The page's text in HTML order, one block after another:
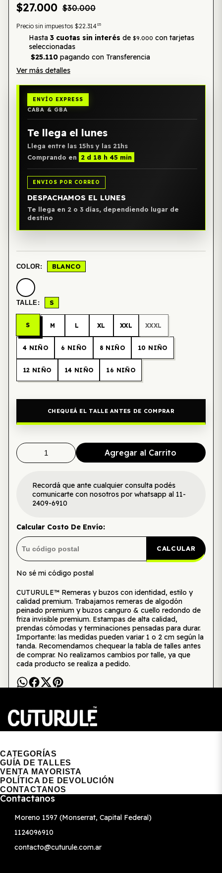
$27.000 $30.000
Precio sin impuestos $22.31405
Hasta 3 cuotas sin interés de $9.000 con tarjetas
seleccionadas
$25.110pagando con Transferencia
Ver más detalles
ENVÍO EXPRESS
CABA & GBA
Te llega el lunes
Llega entre las 15hs y las 21hs
Comprando en
2 d 18 h 45 min
ENVIOS POR CORREO
DESPACHAMOS EL LUNES
Te llega en 2 o 3 días, dependiendo lugar de
destino
COLOR: BLANCO
TALLE: S
S M L XL XXL XXXL
4 NIÑO 6 NIÑO 8 NIÑO 10 NIÑO
12 NIÑO 14 NIÑO 16 NIÑO
CHEQUEÁ EL TALLE ANTES DE COMPRAR
Agregar al Carrito
Recordá que ante cualquier consulta podés
comunicarte con nosotros por whatsapp al 11-
2409-6910
Calcular Costo De Envío:
CALCULAR
No sé mi código postal
CUTURULE™ Remeras y buzos con identidad, estilo y
calidad premium. Trabajamos remeras de algodón
peinado premium y buzos canguro & cuello redondo de
friza invisible premium. Estampas de alta calidad,
prendas cómodas y terminaciones pensadas para durar.
Importante: las medidas pueden variar 1 o 2 cm según la
tanda. Recomendamos chequear la tabla de talles antes
de comprar. No realizamos cambios por talle, ya que
cada producto se realiza a pedido.
CATEGORÍAS
GUÍA DE TALLES
VENTA MAYORISTA
POLÍTICA DE DEVOLUCIÓN
CONTACTANOS
Contactanos
Moreno 1597 (Monserrat, Capital Federal)
1124096910
contacto@cuturule.com.ar